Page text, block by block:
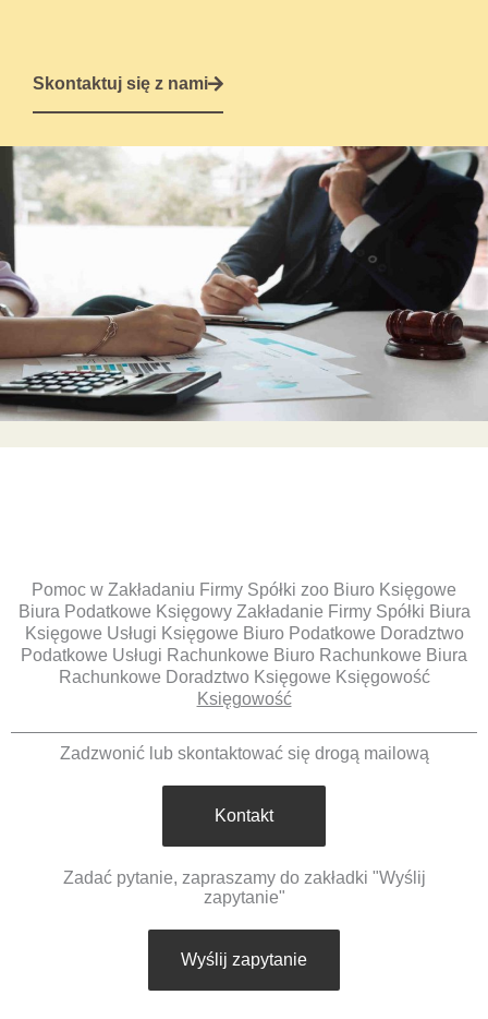
Skontaktuj się z nami
Pomoc w Zakładaniu Firmy Spółki zoo Biuro Księgowe
Biura Podatkowe Księgowy Zakładanie Firmy Spółki Biura
Księgowe Usługi Księgowe Biuro Podatkowe Doradztwo
Podatkowe Usługi Rachunkowe Biuro Rachunkowe Biura
Rachunkowe Doradztwo Księgowe Księgowość
Księgowość
Zadzwonić lub skontaktować się drogą mailową
Kontakt
Zadać pytanie, zapraszamy do zakładki "Wyślij
zapytanie"
Wyślij zapytanie